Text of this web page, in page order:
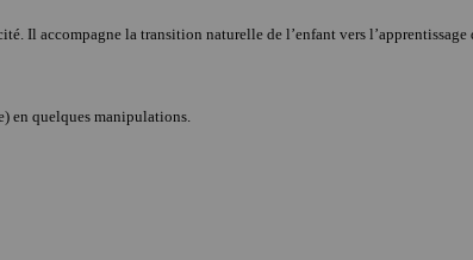
Il accompagne la transition naturelle de l’enfant vers l’apprentissage
en quelques manipulations.